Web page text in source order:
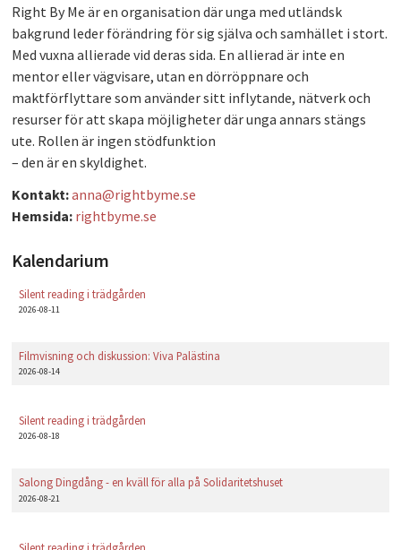
OM OSS
FÖRENINGAR
VÄRLDSBIBLIOTEKET
PÅ GÅNG
Right By Me är en organisation där unga med utländsk
bakgrund leder förändring för sig själva och samhället i stort.
Med vuxna allierade vid deras sida. En allierad är inte en
mentor eller vägvisare, utan en dörröppnare och
maktförflyttare som använder sitt inflytande, nätverk och
resurser för att skapa möjligheter där unga annars stängs
ute. Rollen är ingen stödfunktion
– den är en skyldighet.
Kontakt:anna@rightbyme.se
Hemsida: rightbyme.se
Kalendarium
Silent reading i trädgården
2026-08-11
Filmvisning och diskussion: Viva Palästina
2026-08-14
Silent reading i trädgården
2026-08-18
Salong Dingdång - en kväll för alla på Solidaritetshuset
2026-08-21